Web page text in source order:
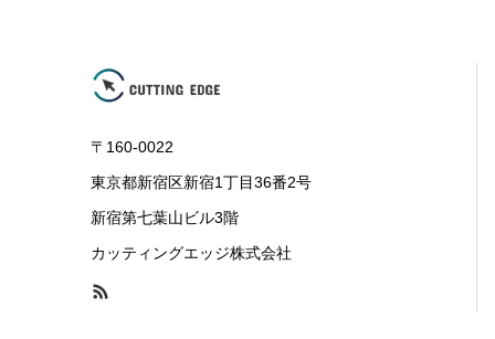
〒160-0022
東京都新宿区新宿1丁目36番2号
新宿第七葉山ビル3階
カッティングエッジ株式会社